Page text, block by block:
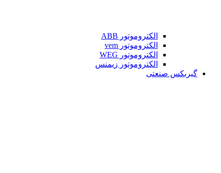
الکتروموتور ABB
الکتروموتور vem
الکتروموتور WEG
الکتروموتور زیمنس
گیربکس صنعتی